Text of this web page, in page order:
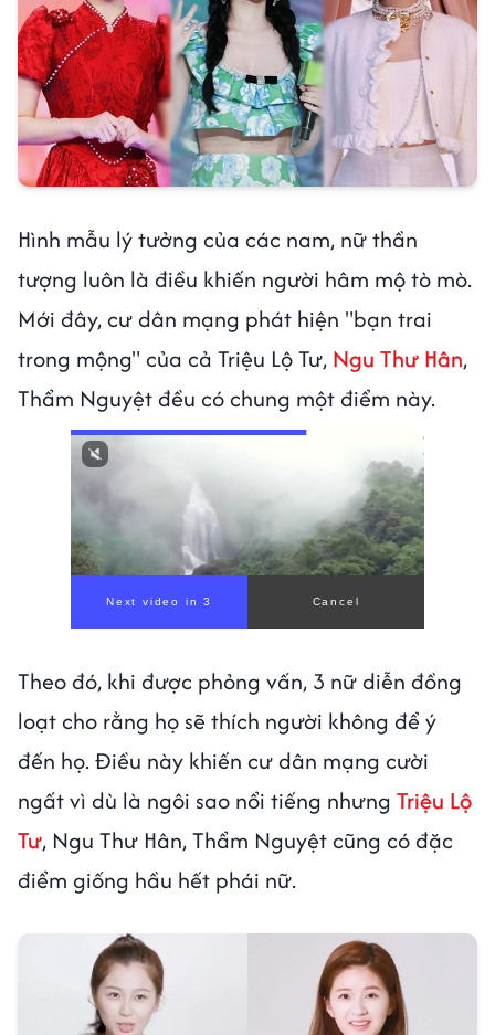
Hình mẫu lý tưởng của các nam, nữ thần
tượng luôn là điều khiến người hâm mộ tò mò.
Mới đây, cư dân mạng phát hiện "bạn trai
trong mộng" của cả Triệu Lộ Tư, Ngu Thư Hân,
Thẩm Nguyệt đều có chung một điểm này.
Next video in 1 Cancel
Theo đó, khi được phỏng vấn, 3 nữ diễn đồng
loạt cho rằng họ sẽ thích người không để ý
đến họ. Điều này khiến cư dân mạng cười
ngất vì dù là ngôi sao nổi tiếng nhưng Triệu Lộ
Tư, Ngu Thư Hân, Thẩm Nguyệt cũng có đặc
điểm giống hầu hết phái nữ.